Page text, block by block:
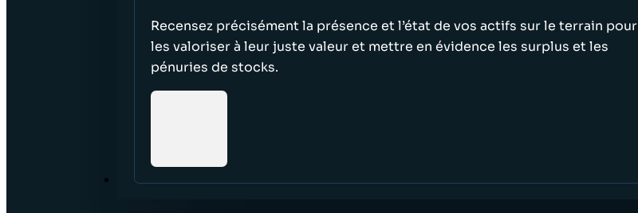
Recensez précisément la présence et l’état de vos actifs sur le terrain pour
les valoriser à leur juste valeur et mettre en évidence les surplus et les
pénuries de stocks.
SECTEURS